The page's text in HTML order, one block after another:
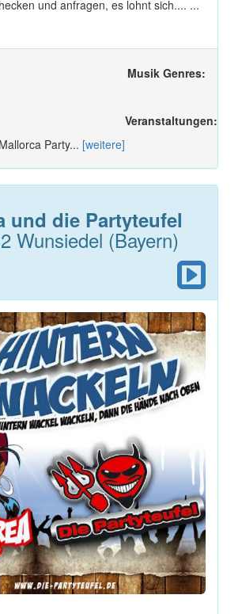
und anfragen, es lohnt sich.... ...
Musik Genres:
Veranstaltungen:
Party... [weitere]
und die Partyteufel
Wunsiedel (Bayern)